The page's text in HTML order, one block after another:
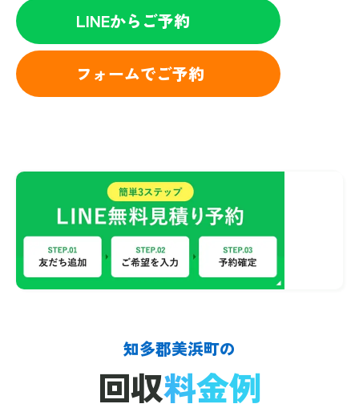
LINEからご予約
フォームでご予約
知多郡美浜町の
回収料金例